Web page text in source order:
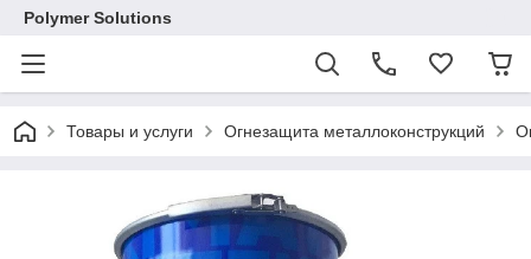
Polymer Solutions
Товары и услуги Огнезащита металлоконструкций